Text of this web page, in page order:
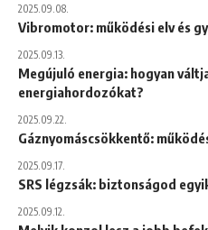
2025.09.08.
Vibromotor: működési elv és
2025.09.13.
Megújuló energia: hogyan
energiahordozókat?
2025.09.22.
Gáznyomáscsökkentő:
2025.09.17.
SRS légzsák: biztonságod
2025.09.12.